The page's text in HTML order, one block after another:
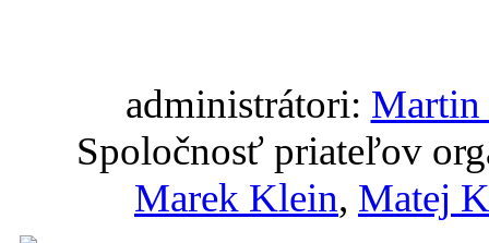
administrátori: Martin
Spoločnosť priateľov
Marek Klein, Matej